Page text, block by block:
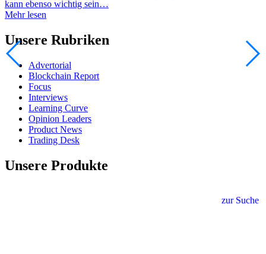
kann ebenso wichtig sein…
Mehr lesen
Unsere Rubriken
Advertorial
Blockchain Report
Focus
Interviews
Learning Curve
Opinion Leaders
Product News
Trading Desk
Unsere Produkte
zur Suche